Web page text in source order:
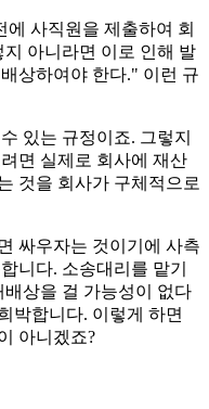
사직원을 제출하여 회
아니라면 이로 인해 발
상하여야 한다." 이런 규
있는 규정이죠. 그렇지
면 실제로 회사에 재산
것을 회사가 구체적으로
싸우자는 것이기에 사측
니다. 소송대리를 맡기
상을 걸 가능성이 없다
박합니다. 이렇게 하면
아니겠죠?